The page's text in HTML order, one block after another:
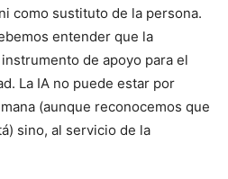
como sustituto de la persona.
entender que la
de apoyo para el
La IA no puede estar por
(aunque reconocemos que
sino, al servicio de la